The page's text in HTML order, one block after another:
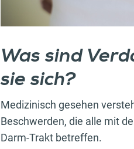
Was sind
sie sich?
Medizinisch gesehen
Beschwerden, die alle mit
Darm-Trakt betreffen.